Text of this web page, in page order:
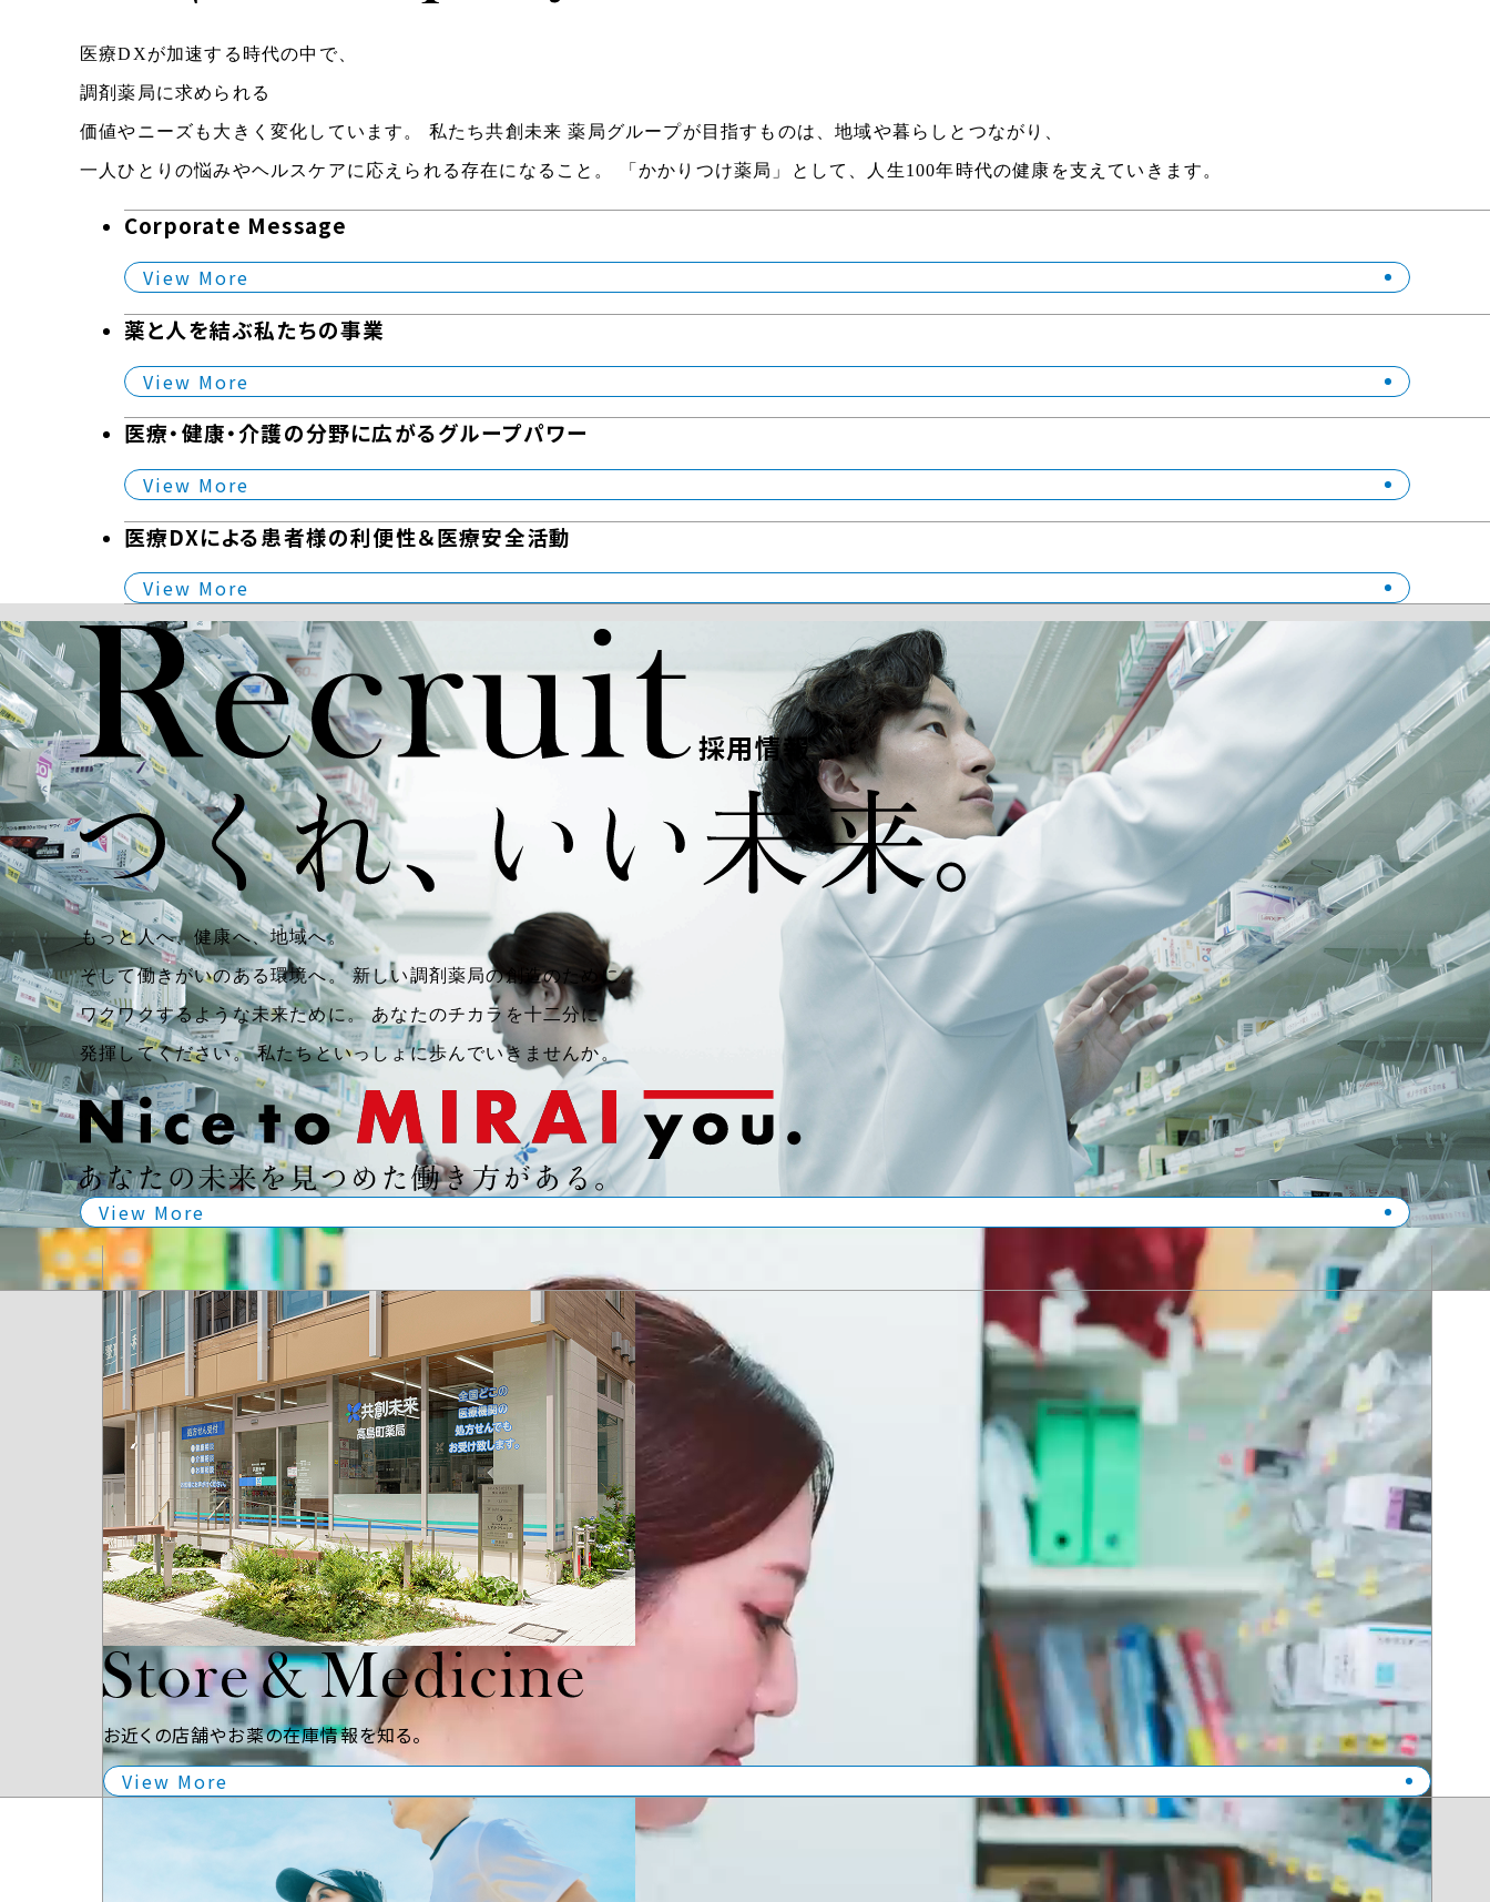
医療DXが加速する時代の中で、
調剤薬局に求められる
価値やニーズも大きく変化しています。 私たち共創未来 薬局グループが目指すものは、地域や暮らしとつながり、
一人ひとりの悩みやヘルスケアに応えられる存在になること。 「かかりつけ薬局」として、人生100年時代の健康を支えていきます。
Corporate Message
View More
薬と人を結ぶ私たちの事業
View More
医療・健康・介護の分野に広がるグループパワー
View More
医療DXによる患者様の利便性＆医療安全活動
View More
採用情報
もっと人へ、健康へ、地域へ。
そして働きがいのある環境へ。新しい調剤薬局の創造のために。
ワクワクするような未来ために。あなたのチカラを十二分に
発揮してください。私たちといっしょに歩んでいきませんか。
View More
お近くの店舗やお薬の在庫情報を知る。
View More